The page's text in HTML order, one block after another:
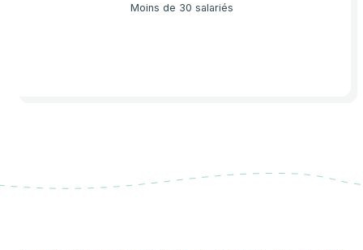
Moins de 30 salariés